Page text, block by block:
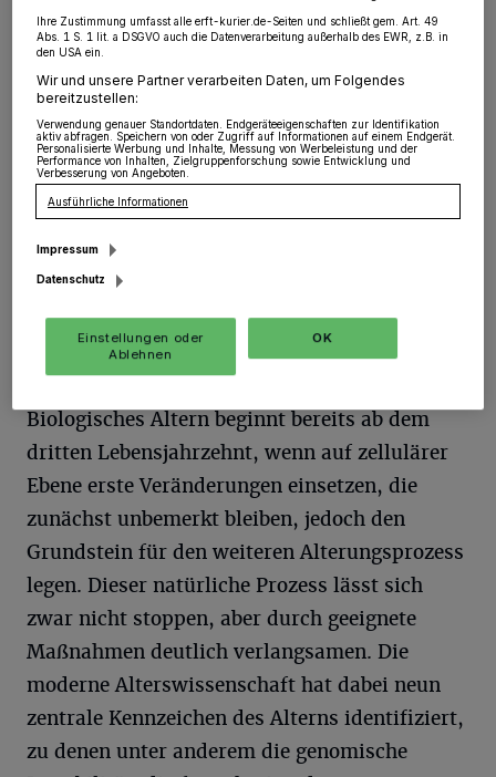
so weit wie möglich hinauszuzögern oder ganz
dabei zwischen der Lebensspanne und der
sogenannten Gesundheitsspanne. Während
erstere die Gesamtzahl der Lebensjahre
beschreibt, bezieht sich letztere auf den
Der Unterschied zwischen Altern und
gesundem Altern
Biologisches Altern beginnt bereits ab dem
dritten Lebensjahrzehnt, wenn auf zellulärer
Ebene erste Veränderungen einsetzen, die
zunächst unbemerkt bleiben, jedoch den
Grundstein für den weiteren Alterungsprozess
legen. Dieser natürliche Prozess lässt sich
zwar nicht stoppen, aber durch geeignete
Maßnahmen deutlich verlangsamen. Die
moderne Alterswissenschaft hat dabei neun
zentrale Kennzeichen des Alterns identifiziert,
zu denen unter anderem die genomische
Ihre Zustimmung umfasst alle erft-kurier.de-Seiten und schließt gem. Art. 49
Abs. 1 S. 1 lit. a DSGVO auch die Datenverarbeitung außerhalb des EWR, z.B. in
den USA ein.
Wir und unsere Partner verarbeiten Daten, um Folgendes
bereitzustellen:
Verwendung genauer Standortdaten. Endgeräteeigenschaften zur Identifikation
aktiv abfragen. Speichern von oder Zugriff auf Informationen auf einem Endgerät.
Personalisierte Werbung und Inhalte, Messung von Werbeleistung und der
Performance von Inhalten, Zielgruppenforschung sowie Entwicklung und
Verbesserung von Angeboten.
Ausführliche Informationen
Impressum
Datenschutz
Einstellungen oder
Ablehnen
OK